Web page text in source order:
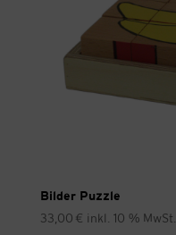
Bilder Puzzle
33,00 € inkl. 10 % MwSt.